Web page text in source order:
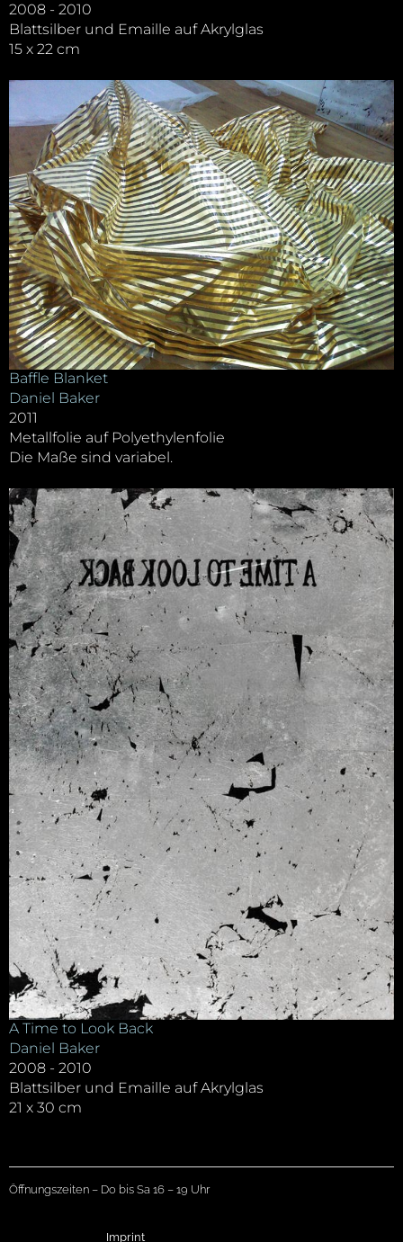
2008 - 2010
Blattsilber und Emaille auf Akrylglas
15 x 22 cm
Baffle Blanket
Daniel Baker
2011
Metallfolie auf Polyethylenfolie
Die Maße sind variabel.
A Time to Look Back
Daniel Baker
2008 - 2010
Blattsilber und Emaille auf Akrylglas
21 x 30 cm
Öffnungszeiten – Do bis Sa 16 – 19 Uhr
Imprint